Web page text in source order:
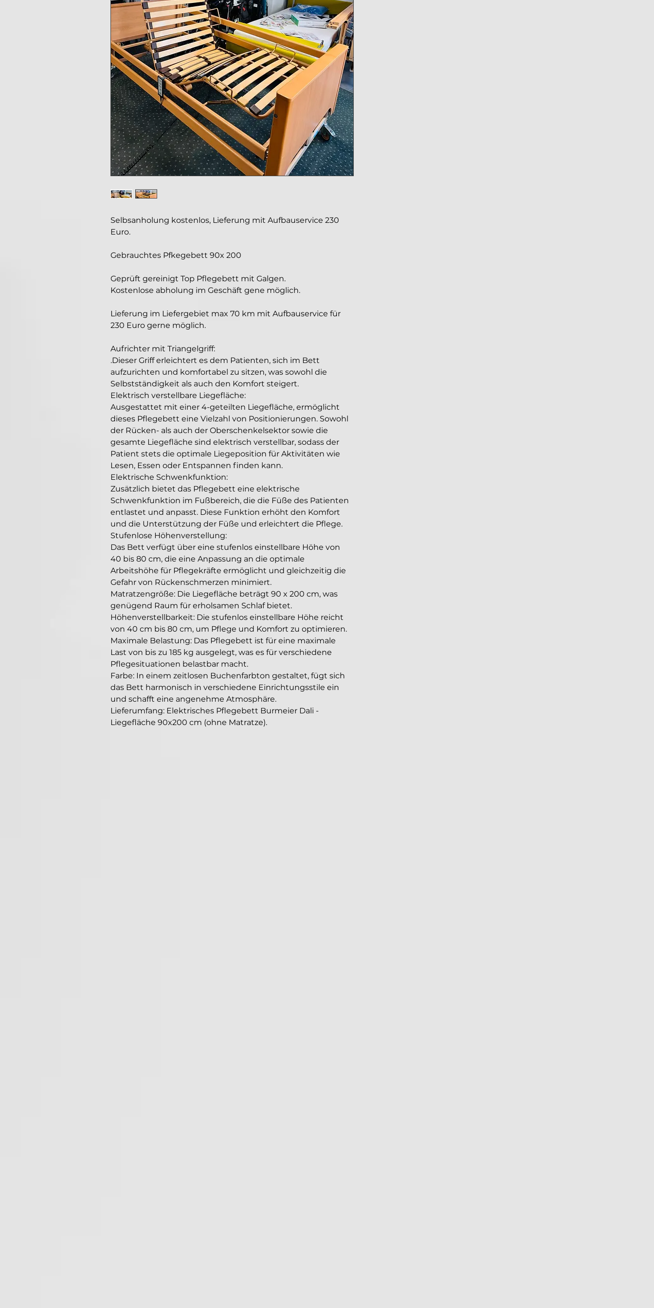
Selbsanholung kostenlos, Lieferung mit Aufbauservice 230
Euro.
Gebrauchtes Pfkegebett 90x 200
Geprüft gereinigt Top Pflegebett mit Galgen.
Kostenlose abholung im Geschäft gene möglich.
Lieferung im Liefergebiet max 70 km mit Aufbauservice für
230 Euro gerne möglich.
Aufrichter mit Triangelgriff:
.Dieser Griff erleichtert es dem Patienten, sich im Bett
aufzurichten und komfortabel zu sitzen, was sowohl die
Selbstständigkeit als auch den Komfort steigert.
Elektrisch verstellbare Liegefläche:
Ausgestattet mit einer 4-geteilten Liegefläche, ermöglicht
dieses Pflegebett eine Vielzahl von Positionierungen. Sowohl
der Rücken- als auch der Oberschenkelsektor sowie die
gesamte Liegefläche sind elektrisch verstellbar, sodass der
Patient stets die optimale Liegeposition für Aktivitäten wie
Lesen, Essen oder Entspannen finden kann.
Elektrische Schwenkfunktion:
Zusätzlich bietet das Pflegebett eine elektrische
Schwenkfunktion im Fußbereich, die die Füße des Patienten
entlastet und anpasst. Diese Funktion erhöht den Komfort
und die Unterstützung der Füße und erleichtert die Pflege.
Stufenlose Höhenverstellung:
Das Bett verfügt über eine stufenlos einstellbare Höhe von
40 bis 80 cm, die eine Anpassung an die optimale
Arbeitshöhe für Pflegekräfte ermöglicht und gleichzeitig die
Gefahr von Rückenschmerzen minimiert.
Matratzengröße: Die Liegefläche beträgt 90 x 200 cm, was
genügend Raum für erholsamen Schlaf bietet.
Höhenverstellbarkeit: Die stufenlos einstellbare Höhe reicht
von 40 cm bis 80 cm, um Pflege und Komfort zu optimieren.
Maximale Belastung: Das Pflegebett ist für eine maximale
Last von bis zu 185 kg ausgelegt, was es für verschiedene
Pflegesituationen belastbar macht.
Farbe: In einem zeitlosen Buchenfarbton gestaltet, fügt sich
das Bett harmonisch in verschiedene Einrichtungsstile ein
und schafft eine angenehme Atmosphäre.
Lieferumfang: Elektrisches Pflegebett Burmeier Dali -
Liegefläche 90x200 cm (ohne Matratze).